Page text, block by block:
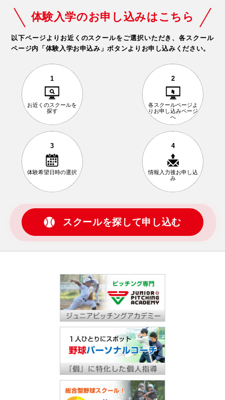
体験入学のお申し込みはこちら
以下ページよりお近くのスクールをご選択いただき、各スクール
ページ内「体験入学お申込み」ボタンよりお申し込みください。
1
お近くのスクールを
探す
2
各スクールページ よ
りお申し込みページ
へ
3
体験希望日時の選択
4
情報入力後お申し込
み
スクールを探して申し込む